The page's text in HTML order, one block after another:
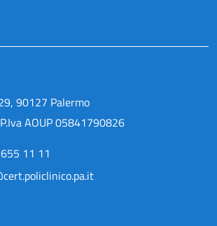
90127 Palermo
AOUP 05841790826
11 11